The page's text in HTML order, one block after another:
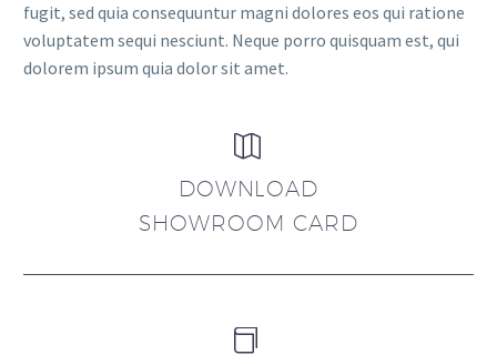
fugit, sed quia consequuntur magni dolores eos qui ratione
voluptatem sequi nesciunt. Neque porro quisquam est, qui
dolorem ipsum quia dolor sit amet.


DOWNLOAD
SHOWROOM CARD

